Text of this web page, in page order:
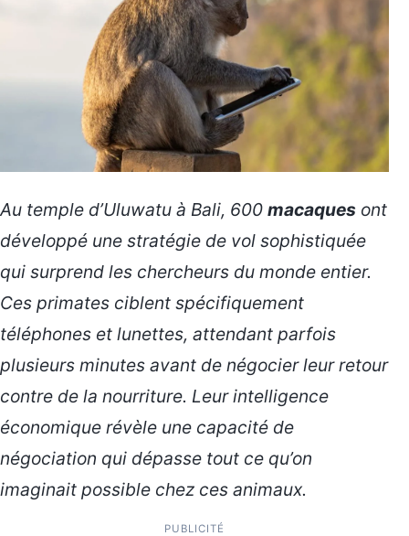
Au temple d’Uluwatu à Bali, 600 macaques ont
développé une stratégie de vol sophistiquée
qui surprend les chercheurs du monde entier.
Ces primates ciblent spécifiquement
téléphones et lunettes, attendant parfois
plusieurs minutes avant de négocier leur retour
contre de la nourriture. Leur intelligence
économique révèle une capacité de
négociation qui dépasse tout ce qu’on
imaginait possible chez ces animaux.
PUBLICITÉ